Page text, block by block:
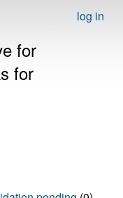
log in
for
for